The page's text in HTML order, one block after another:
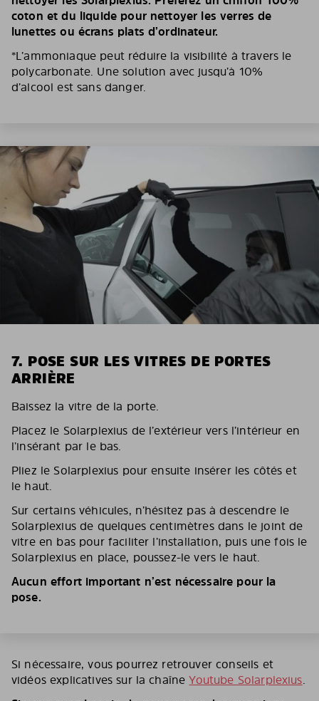
coton et du liquide pour nettoyer les verres de
lunettes ou écrans plats d’ordinateur.
*L’ammoniaque peut réduire la visibilité à travers le
polycarbonate. Une solution avec jusqu’à 10%
d’alcool est sans danger.
7. POSE SUR LES VITRES DE PORTES
ARRIÈRE
Baissez la vitre de la porte.
Placez le Solarplexius de l’extérieur vers l’intérieur en
l’insérant par le bas.
Pliez le Solarplexius pour ensuite insérer les côtés et
le haut.
Sur certains véhicules, n’hésitez pas à descendre le
Solarplexius de quelques centimètres dans le joint de
vitre en bas pour faciliter l’installation, puis une fois le
Solarplexius en place, poussez-le vers le haut.
Aucun effort important n’est nécessaire pour la
pose.
Si nécessaire, vous pourrez retrouver conseils et
vidéos explicatives sur la chaîneYoutube Solarplexius.